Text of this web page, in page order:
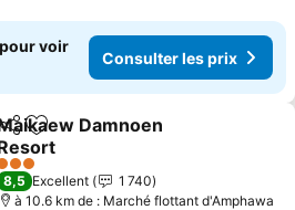
voir
Consulter les prix
Ajouter à mes favoris
Damnoen
les prix
Étoiles
8,5 Excellent
1 740
à 10.6 km de : Marché flottant d'Amphawa